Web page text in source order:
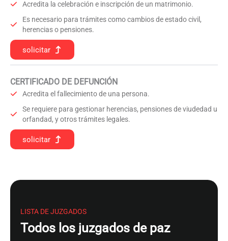
Acredita la celebración e inscripción de un matrimonio.
Es necesario para trámites como cambios de estado civil,
herencias o pensiones.
solicitar
CERTIFICADO DE DEFUNCIÓN
Acredita el fallecimiento de una persona.
Se requiere para gestionar herencias, pensiones de viudedad u
orfandad, y otros trámites legales.
solicitar
LISTA DE JUZGADOS
Todos los juzgados de paz